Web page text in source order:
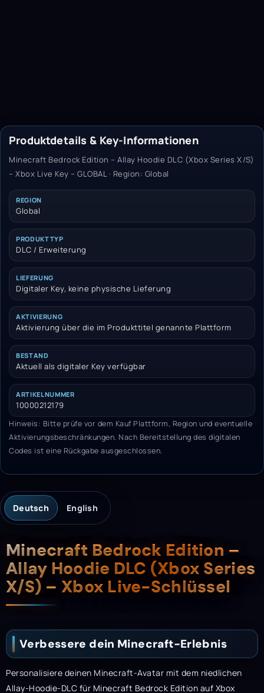
Produktdetails & Key-Informationen
Minecraft Bedrock Edition – Allay Hoodie DLC (Xbox Series X/S)
– Xbox Live Key – GLOBAL · Region: Global
REGION
Global
PRODUKTTYP
DLC / Erweiterung
LIEFERUNG
Digitaler Key, keine physische Lieferung
AKTIVIERUNG
Aktivierung über die im Produkttitel genannte Plattform
BESTAND
Aktuell als digitaler Key verfügbar
ARTIKELNUMMER
10000212179
Hinweis: Bitte prüfe vor dem Kauf Plattform, Region und eventuelle
Aktivierungsbeschränkungen. Nach Bereitstellung des digitalen
Codes ist eine Rückgabe ausgeschlossen.
Deutsch English
Beschreibung
Minecraft Bedrock Edition –
Allay Hoodie DLC (Xbox Series
X/S) – Xbox Live-Schlüssel
Verbessere dein Minecraft-Erlebnis
Personalisiere deinen Minecraft-Avatar mit dem niedlichen
Allay-Hoodie-DLC für Minecraft Bedrock Edition auf Xbox